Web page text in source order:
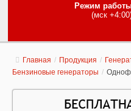
Режим
(мск
Главная / Продукция /
Бензиновые генераторы /